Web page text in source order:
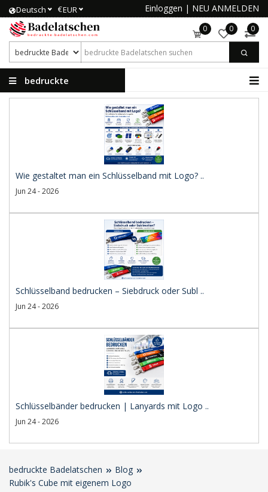
Deutsch €EUR Einloggen | NEU ANMELDEN
0 0 0
bedruckte
Wie gestaltet man ein Schlüsselband mit Logo? ..
Jun 24 - 2026
Schlüsselband bedrucken – Siebdruck oder Subl ..
Jun 24 - 2026
Schlüsselbänder bedrucken | Lanyards mit Logo ..
Jun 24 - 2026
bedruckte Badelatschen
Blog
Rubik's Cube mit eigenem Logo